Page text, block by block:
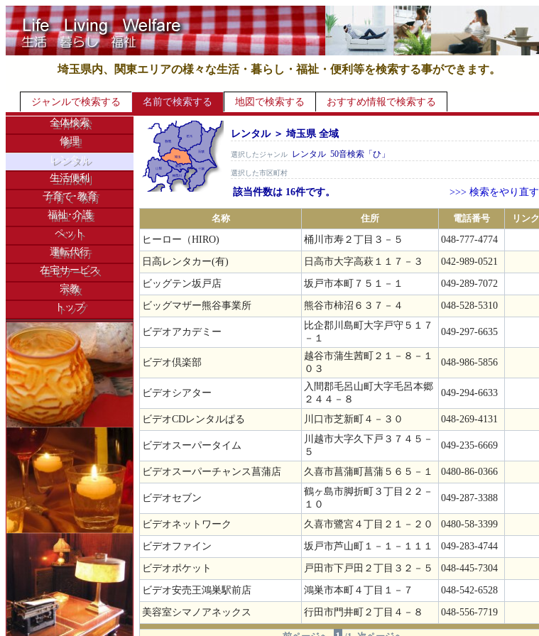
埼玉県内、関東エリアの様々な生活・暮らし・福祉・便利等を検索する事ができます。
ジャンルで検索する 名前で検索する 地図で検索する
おすすめ情報で検索する
全体検索
修理
レンタル
生活便利
子育て･教育
福祉･介護
ペット
運転代行
在宅サービス
宗教
トップ
レンタル ＞ 埼玉県 全域
選択したジャンル レンタル 50音検索「ひ」
選択した市区町村
該当件数は 16件です。 >>> 検索をやり直す
名称 住所 電話番号
リンク
ヒーロー（HIRO)
桶川市寿２丁目３－５ 048-777-4774
日高レンタカー(有) 日高市大字高萩１１７－３ 042-989-0521
ビッグテン坂戸店 坂戸市本町７５１－１ 049-289-7072
ビッグマザー熊谷事業所 熊谷市柿沼６３７－４ 048-528-5310
ビデオアカデミー
比企郡川島町大字戸守５１７
－１
049-297-6635
ビデオ倶楽部
越谷市蒲生茜町２１－８－１
０３
048-986-5856
ビデオシアター
入間郡毛呂山町大字毛呂本郷
２４４－８
049-294-6633
ビデオCDレンタルぱる 川口市芝新町４－３０ 048-269-4131
ビデオスーパータイム
川越市大字久下戸３７４５－
５
049-235-6669
ビデオスーパーチャンス菖蒲店 久喜市菖蒲町菖蒲５６５－１ 0480-86-0366
ビデオセブン
鶴ヶ島市脚折町３丁目２２－
１０
049-287-3388
ビデオネットワーク 久喜市鷺宮４丁目２１－２０ 0480-58-3399
ビデオファイン 坂戸市芦山町１－１－１１１ 049-283-4744
ビデオポケット 戸田市下戸田２丁目３２－５ 048-445-7304
ビデオ安売王鴻巣駅前店 鴻巣市本町４丁目１－７ 048-542-6528
美容室シマノアネックス 行田市門井町２丁目４－８ 048-556-7719
.